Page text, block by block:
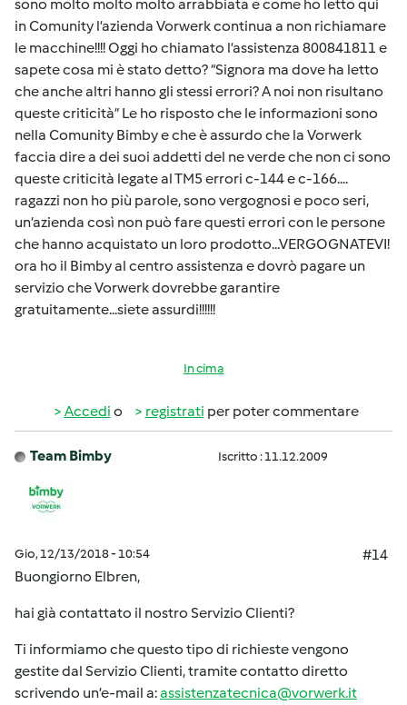
sono molto molto molto arrabbiata e come ho letto qui
in Comunity l’azienda Vorwerk continua a non richiamare
le macchine!!!! Oggi ho chiamato l’assistenza 800841811 e
sapete cosa mi è stato detto? “Signora ma dove ha letto
che anche altri hanno gli stessi errori? A noi non risultano
queste criticità” Le ho risposto che le informazioni sono
nella Comunity Bimby e che è assurdo che la Vorwerk
faccia dire a dei suoi addetti del ne verde che non ci sono
queste criticità legate al TM5 errori c-144 e c-166....
ragazzi non ho più parole, sono vergognosi e poco seri,
un’azienda così non può fare questi errori con le persone
che hanno acquistato un loro prodotto...VERGOGNATEVI!
ora ho il Bimby al centro assistenza e dovrò pagare un
servizio che Vorwerk dovrebbe garantire
gratuitamente...siete assurdi!!!!!!
In cima
Accedi o registrati per poter commentare
Team Bimby Iscritto : 11.12.2009
Gio, 12/13/2018 - 10:54
#14
Buongiorno Elbren,
hai già contattato il nostro Servizio Clienti?
Ti informiamo che questo tipo di richieste vengono
gestite dal Servizio Clienti, tramite contatto diretto
scrivendo un’e-mail a:assistenzatecnica@vorwerk.it